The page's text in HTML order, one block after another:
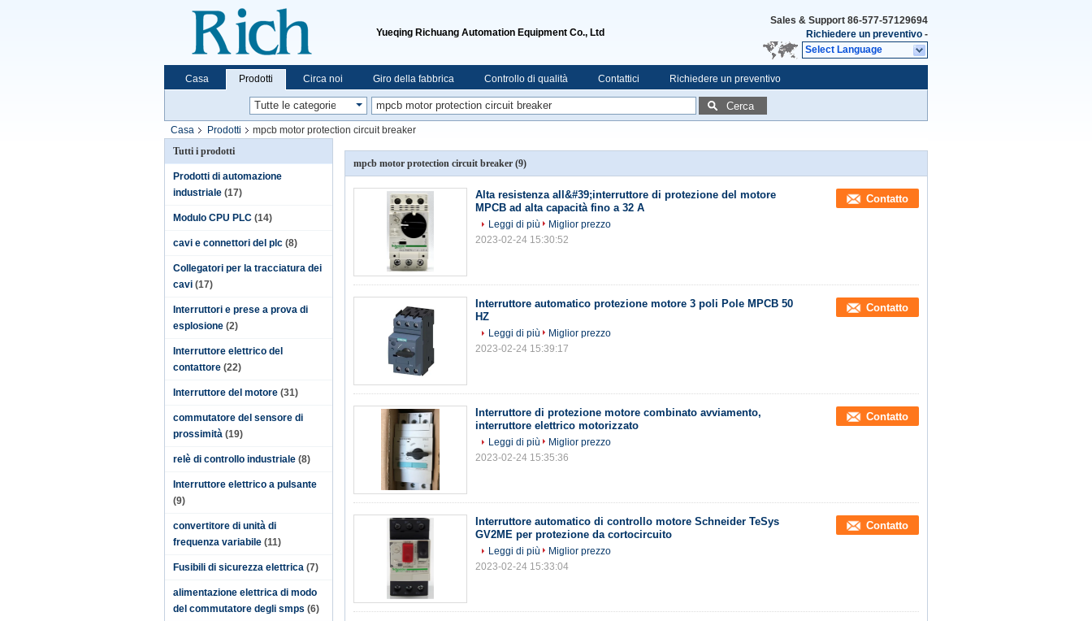
Yueqing Richuang Automation Equipment Co., Ltd
Sales & Support 86-577-57129694
Richiedere un preventivo -
Select Language
Casa Prodotti Circa noi Giro della fabbrica Controllo di qualità Contattici Richiedere un preventivo
Cerca
Casa Prodotti
mpcb motor protection circuit breaker
Tutti i prodotti
Prodotti di automazione
industriale (17)
Modulo CPU PLC (14)
cavi e connettori del plc (8)
Collegatori per la tracciatura dei
cavi (17)
Interruttori e prese a prova di
esplosione (2)
Interruttore elettrico del
contattore (22)
Interruttore del motore (31)
commutatore del sensore di
prossimità (19)
relè di controllo industriale (8)
Interruttore elettrico a pulsante
(9)
convertitore di unità di
frequenza variabile (11)
Fusibili di sicurezza elettrica (7)
alimentazione elettrica di modo
del commutatore degli smps (6)
mpcb motor protection circuit breaker (9)
Alta resistenza all&#39;interruttore di protezione del motore
MPCB ad alta capacità fino a 32 A
Contatto
Leggi di più
Miglior prezzo
2023-02-24 15:30:52
Interruttore automatico protezione motore 3 poli Pole MPCB 50
HZ
Contatto
Leggi di più
Miglior prezzo
2023-02-24 15:39:17
Interruttore di protezione motore combinato avviamento,
interruttore elettrico motorizzato
Contatto
Leggi di più
Miglior prezzo
2023-02-24 15:35:36
Interruttore automatico di controllo motore Schneider TeSys
GV2ME per protezione da cortocircuito
Contatto
Leggi di più
Miglior prezzo
2023-02-24 15:33:04